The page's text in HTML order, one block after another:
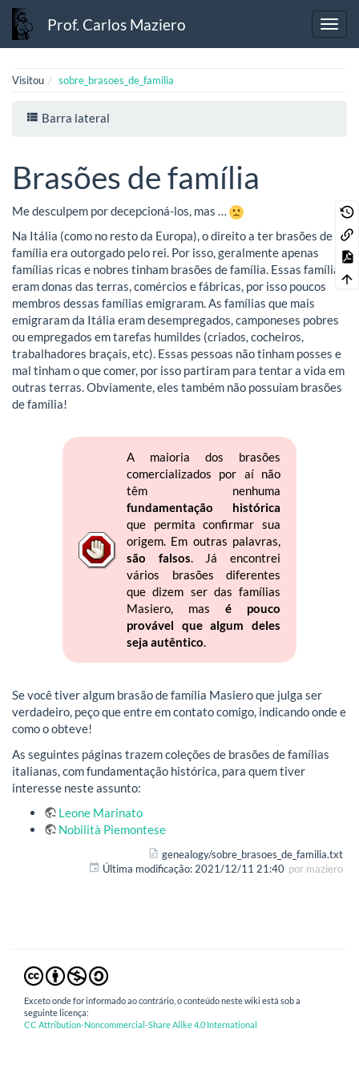
Prof. Carlos Maziero
Visitou sobre_brasoes_de_familia
Barra lateral
Brasões de família
Me desculpem por decepcioná-los, mas …
Na Itália (como no resto da Europa), o direito a ter brasões de
família era outorgado pelo rei. Por isso, geralmente apenas
famílias ricas e nobres tinham brasões de família. Essas famílias
eram donas das terras, comércios e fábricas, por isso poucos
membros dessas famílias emigraram. As famílias que mais
emigraram da Itália eram desempregados, camponeses pobres
ou empregados em tarefas humildes (criados, cocheiros,
trabalhadores braçais, etc). Essas pessoas não tinham posses e
mal tinham o que comer, por isso partiram para tentar a vida em
outras terras. Obviamente, eles também não possuiam brasões
de família!
A maioria dos brasões
comercializados por aí não
têm nenhuma
fundamentação histórica
que permita confirmar sua
origem. Em outras palavras,
são falsos. Já encontrei
vários brasões diferentes
que dizem ser das famílias
Masiero, masé pouco
provável que algum deles
seja autêntico.
Se você tiver algum brasão de família Masiero que julga ser
verdadeiro, peço que entre em contato comigo, indicando onde e
como o obteve!
As seguintes páginas trazem coleções de brasões de famílias
italianas, com fundamentação histórica, para quem tiver
interesse neste assunto:
Leone Marinato
Nobilità Piemontese
genealogy/sobre_brasoes_de_familia.txt
Última modificação: 2021/12/11 21:40 por maziero
Exceto onde for informado ao contrário, o conteúdo neste wiki está sob a
seguinte licença:
CC Attribution-Noncommercial-Share Alike 4.0 International